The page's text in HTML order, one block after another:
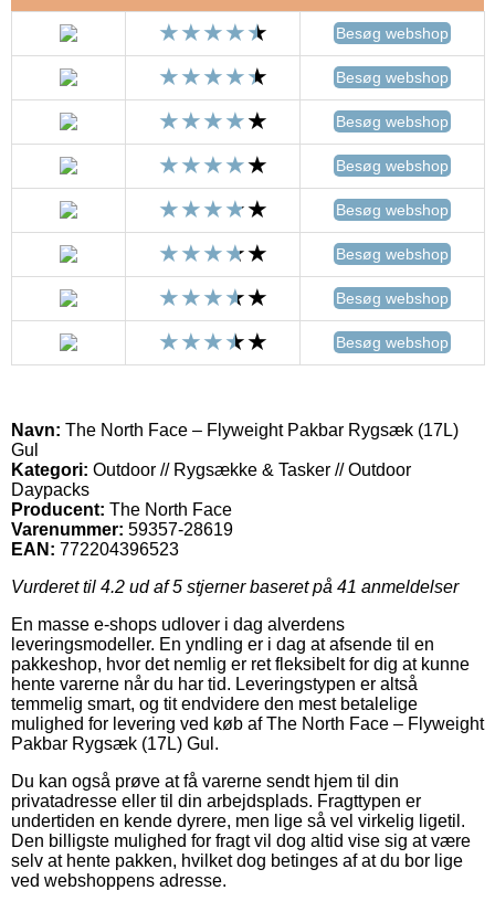
Besøg webshop
Besøg webshop
Besøg webshop
Besøg webshop
Besøg webshop
Besøg webshop
Besøg webshop
Besøg webshop
Navn: The North Face – Flyweight Pakbar Rygsæk (17L)
Gul
Kategori: Outdoor // Rygsække & Tasker // Outdoor
Daypacks
Producent: The North Face
Varenummer: 59357-28619
EAN: 772204396523
Vurderet til 4.2 ud af 5 stjerner baseret på 41 anmeldelser
En masse e-shops udlover i dag alverdens
leveringsmodeller. En yndling er i dag at afsende til en
pakkeshop, hvor det nemlig er ret fleksibelt for dig at kunne
hente varerne når du har tid. Leveringstypen er altså
temmelig smart, og tit endvidere den mest betalelige
mulighed for levering ved køb af The North Face – Flyweight
Pakbar Rygsæk (17L) Gul.
Du kan også prøve at få varerne sendt hjem til din
privatadresse eller til din arbejdsplads. Fragttypen er
undertiden en kende dyrere, men lige så vel virkelig ligetil.
Den billigste mulighed for fragt vil dog altid vise sig at være
selv at hente pakken, hvilket dog betinges af at du bor lige
ved webshoppens adresse.